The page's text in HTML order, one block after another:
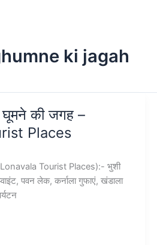
ki jagah
घूमने की जगह –
Places
Tourist Places):- भुशी
पवन लेक, कर्नाला गुफाएं, खंडाला